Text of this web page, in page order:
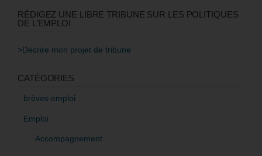
RÉDIGEZ UNE LIBRE TRIBUNE SUR LES POLITIQUES
DE L’EMPLOI
>Décrire mon projet de tribune
CATÉGORIES
brèves emploi
Emploi
Accompagnement